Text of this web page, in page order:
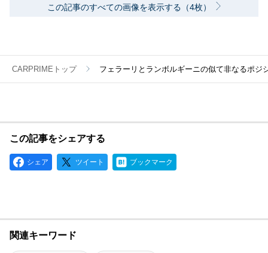
この記事のすべての画像を表示する（4枚）
CARPRIMEトップ フェラーリとランボルギーニの似て非なるポジ
この記事をシェアする
シェア ツイート ブックマーク
関連キーワード